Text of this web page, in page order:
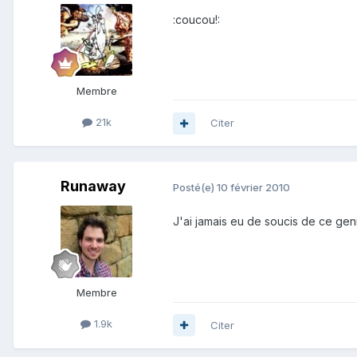
Membre
21k
:coucou!:
Citer
Runaway
Membre
1.9k
Posté(e) 10 février 2010
J'ai jamais eu de soucis de ce
Citer